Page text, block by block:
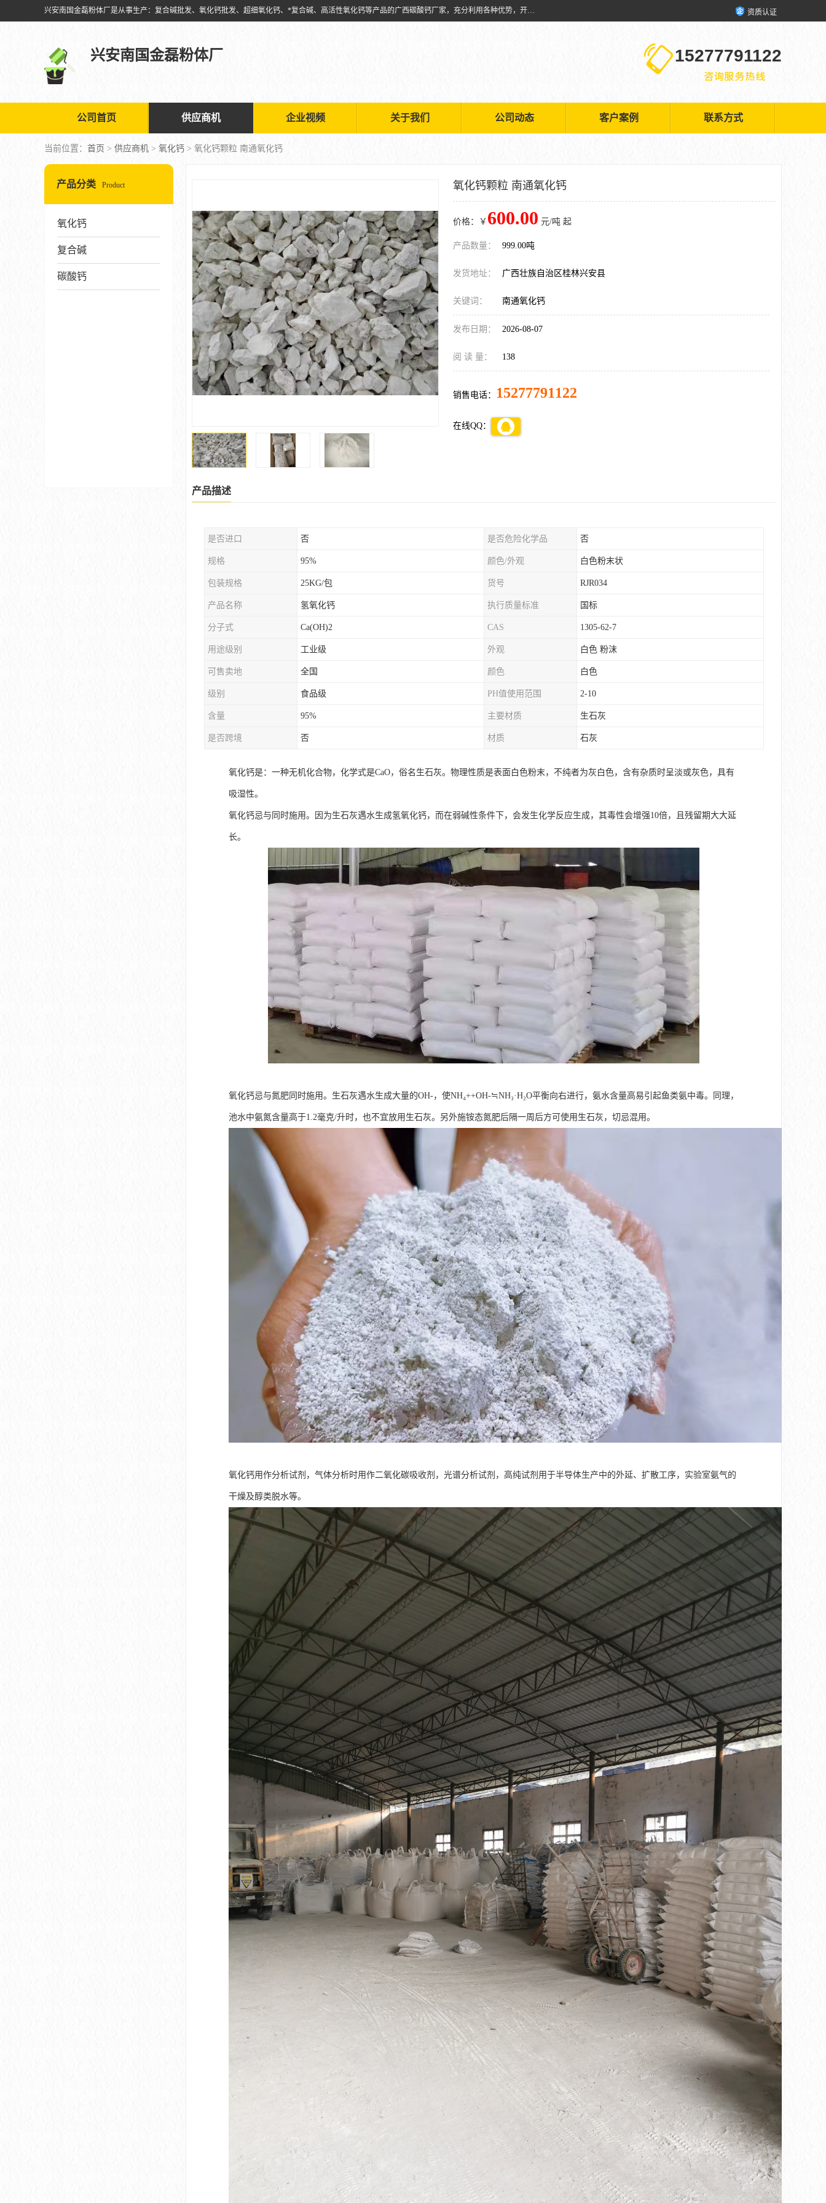
兴安南国金磊粉体厂是从事生产：复合碱批发、氧化钙批发、超细氧化钙、*复合碱、高活性氧化钙等产品的广西碳酸钙厂家，充分利用各种优势，开拓创新，逐步建立了现代企业管理体系，科学.规范的生产体系，严谨的产品质量控制体系，完备的产品质量检验体系。 资质认证
兴安南国金磊粉体厂 15277791122
公司首页 供应商机 企业视频 关于我们 公司动态 客户案例 联系方式
当前位置： 首页 > 供应商机 > 氧化钙 > 氧化钙颗粒 南通氧化钙
产品分类 Product
氧化钙
复合碱
碳酸钙
氧化钙颗粒 南通氧化钙
价格：￥ 600.00 元/吨 起
产品数量： 999.00吨
发货地址： 广西壮族自治区桂林兴安县
关键词： 南通氧化钙
发布日期： 2026-08-07
阅 读 量： 138
销售电话： 15277791122
在线QQ：
产品描述
是否进口 否 是否危险化学品 否
规格 95% 颜色/外观 白色粉末状
包装规格 25KG/包 货号 RJR034
产品名称 氢氧化钙 执行质量标准 国标
分子式 Ca(OH)2 CAS 1305-62-7
用途级别 工业级 外观 白色 粉沫
可售卖地 全国 颜色 白色
级别 食品级 PH值使用范围 2-10
含量 95% 主要材质 生石灰
是否跨境 否 材质 石灰
氧化钙是：一种无机化合物，化学式是CaO，俗名生石灰。物理性质是表面白色粉末，不纯者为灰白色，含有杂质时呈淡或灰色，具有
吸湿性。
氧化钙忌与同时施用。因为生石灰遇水生成氢氧化钙，而在弱碱性条件下，会发生化学反应生成，其毒性会增强10倍，且残留期大大延
长。
氧化钙忌与氮肥同时施用。生石灰遇水生成大量的OH-，使NH₄++OH-≒NH₃·H₂O平衡向右进行，氨水含量高易引起鱼类氨中毒。同理，
池水中氨氮含量高于1.2毫克/升时，也不宜放用生石灰。另外施铵态氮肥后隔一周后方可使用生石灰，切忌混用。
氧化钙用作分析试剂，气体分析时用作二氧化碳吸收剂，光谱分析试剂，高纯试剂用于半导体生产中的外延、扩散工序，实验室氨气的
干燥及醇类脱水等。